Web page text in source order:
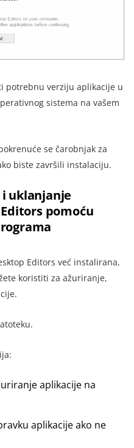
potrebnu verziju aplikacije u
sistema na vašem
se čarobnjak za
biste završili instalaciju.
uklanjanje
Editors pomoću
Editors već instalirana,
koristiti za ažuriranje,
:
aplikacije na
aplikacije ako ne